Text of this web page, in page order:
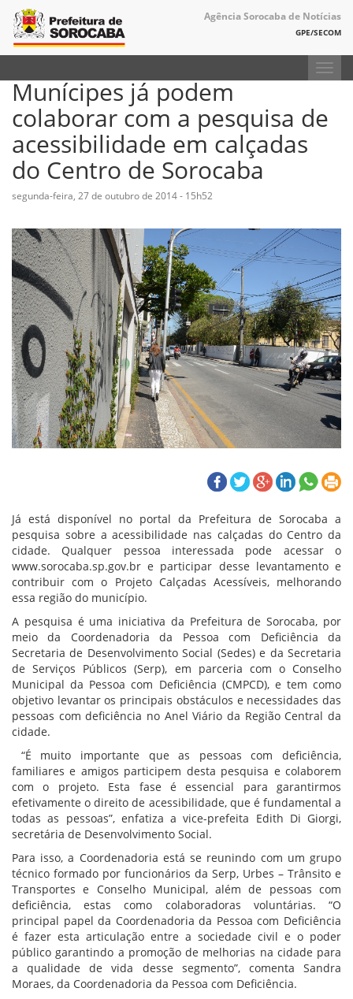
Agência Sorocaba de Notícias
GPE/SECOM
Munícipes já podem
colaborar com a pesquisa de
acessibilidade em calçadas
do Centro de Sorocaba
segunda-feira, 27 de outubro de 2014 - 15h52
Já está disponível no portal da Prefeitura de Sorocaba a
pesquisa sobre a acessibilidade nas calçadas do Centro da
cidade. Qualquer pessoa interessada pode acessar o
www.sorocaba.sp.gov.br e participar desse levantamento e
contribuir com o Projeto Calçadas Acessíveis, melhorando
essa região do município.
A pesquisa é uma iniciativa da Prefeitura de Sorocaba, por
meio da Coordenadoria da Pessoa com Deficiência da
Secretaria de Desenvolvimento Social (Sedes) e da Secretaria
de Serviços Públicos (Serp), em parceria com o Conselho
Municipal da Pessoa com Deficiência (CMPCD), e tem como
objetivo levantar os principais obstáculos e necessidades das
pessoas com deficiência no Anel Viário da Região Central da
cidade.
“É muito importante que as pessoas com deficiência,
familiares e amigos participem desta pesquisa e colaborem
com o projeto. Esta fase é essencial para garantirmos
efetivamente o direito de acessibilidade, que é fundamental a
todas as pessoas”, enfatiza a vice-prefeita Edith Di Giorgi,
secretária de Desenvolvimento Social.
Para isso, a Coordenadoria está se reunindo com um grupo
técnico formado por funcionários da Serp, Urbes – Trânsito e
Transportes e Conselho Municipal, além de pessoas com
deficiência, estas como colaboradoras voluntárias. “O
principal papel da Coordenadoria da Pessoa com Deficiência
é fazer esta articulação entre a sociedade civil e o poder
público garantindo a promoção de melhorias na cidade para
a qualidade de vida desse segmento”, comenta Sandra
Moraes, da Coordenadoria da Pessoa com Deficiência.